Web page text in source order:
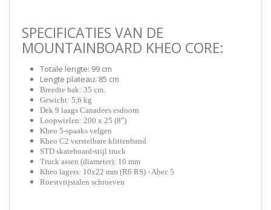
SPECIFICATIES VAN DE
MOUNTAINBOARD KHEO CORE:
Totale lengte: 99 cm
Lengte plateau: 85 cm
Breedte bak: 35 cm.
Gewicht: 5,6 kg
Dek 9 laags Canadees esdoorn
Loopwielen: 200 x 25 (8")
Kheo 5-spaaks velgen
Kheo C2 verstelbare klittenband
STD skateboard-stijl truck
Truck assen (diameter): 10 mm
Kheo lagers: 10x22 mm (R6 RS) - Abec 5
Roestvrijstalen schroeven